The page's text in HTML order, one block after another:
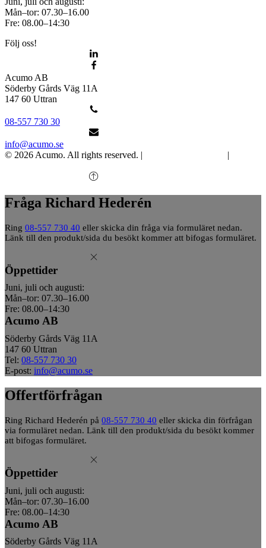
Mån–tor: 07.30–16.00
Fre: 08.00–14:30
Följ oss!
Acumo AB
Söderby Gårds Väg 11A
147 60 Uttran
08-557 730 30
info@acumo.se
© 2026 Acumo. All rights reserved. |
|
Fråga Richard Hederén
Ring 08-557 730 40 eller skicka din fråga via formuläret nedan.
Länk till den produkt/sida du besökt kommer att bifogas formuläret.
Öppettider
Juni, juli och augusti:
Mån–tor: 07.30–16.00
Fre: 08.00–14:30
Acumo AB
Söderby Gårds Väg 11A
147 60 Uttran
Tel: 08-557 730 30
E-post: info@acumo.se
Offertförfrågan
Ring Richard Hederén på 08-557 730 40 eller skicka din förfrågan
via formuläret nedan. Länk till den produkt/sida du besökt kommer
att bifogas formuläret.
Öppettider
Juni, juli och augusti:
Mån–tor: 07.30–16.00
Fre: 08.00–14:30
Acumo AB
Söderby Gårds Väg 11A